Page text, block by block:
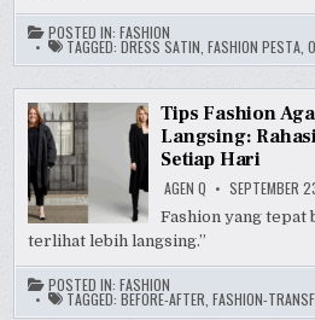
POSTED IN:FASHION
TAGGED:DRESS SATIN ,FASHION PESTA ,
Tips Fashion
Langsing:
Setiap Hari
AGEN Q SEPTEMBER
Fashion yang
terlihat lebih langsing.”
POSTED IN:FASHION
TAGGED:BEFORE-AFTER ,FASHION-